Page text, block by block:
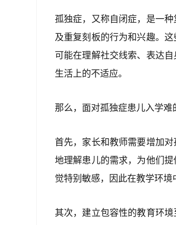
孤独症，又称自闭症，是一
及重复刻板的行为和兴趣。
可能在理解社交线索、表达
生活上的不适应。
那么，面对孤独症患儿入学难
首先，家长和教师需要增加
地理解患儿的需求，为他们
觉特别敏感，因此在教学环境
其次，建立包容性的教育环